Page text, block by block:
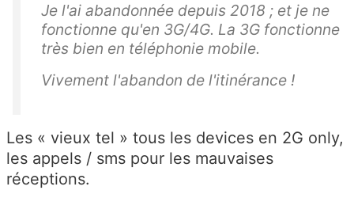
Je l'ai abandonnée depuis 2018 ; et je ne
fonctionne qu'en 3G/4G. La 3G fonctionne
très bien en téléphonie mobile.
Vivement l'abandon de l'itinérance !
Les « vieux tel » tous les devices en 2G only,
les appels / sms pour les mauvaises
réceptions.